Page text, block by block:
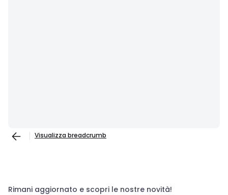
Visualizza breadcrumb
Rimani aggiornato e scopri le nostre novità!